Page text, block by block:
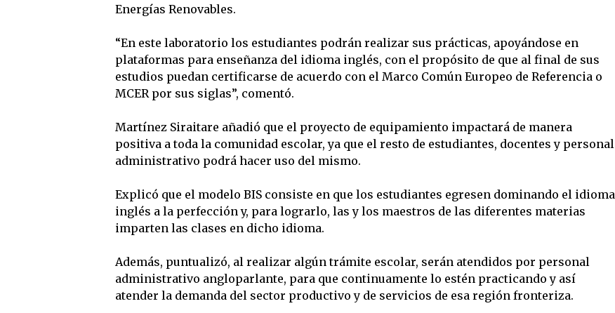
Energías Renovables.
“En este laboratorio los estudiantes podrán realizar sus prácticas, apoyándose en
plataformas para enseñanza del idioma inglés, con el propósito de que al final de sus
estudios puedan certificarse de acuerdo con el Marco Común Europeo de Referencia o
MCER por sus siglas”, comentó.
Martínez Siraitare añadió que el proyecto de equipamiento impactará de manera
positiva a toda la comunidad escolar, ya que el resto de estudiantes, docentes y personal
administrativo podrá hacer uso del mismo.
Explicó que el modelo BIS consiste en que los estudiantes egresen dominando el idioma
inglés a la perfección y, para lograrlo, las y los maestros de las diferentes materias
imparten las clases en dicho idioma.
Además, puntualizó, al realizar algún trámite escolar, serán atendidos por personal
administrativo angloparlante, para que continuamente lo estén practicando y así
atender la demanda del sector productivo y de servicios de esa región fronteriza.